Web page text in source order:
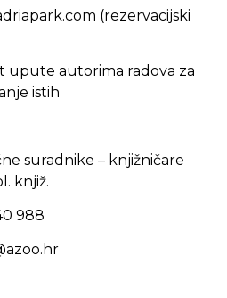
(rezervacijski
upute autorima radova za
istih
suradnike – knjižničare
knjiž.
988